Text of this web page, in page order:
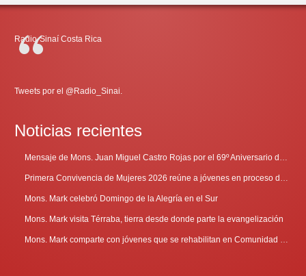
Radio-Sinaí Costa Rica
Tweets por el @Radio_Sinai.
Noticias recientes
Mensaje de Mons. Juan Miguel Castro Rojas por el 69º Aniversario de Radio Sinaí
Primera Convivencia de Mujeres 2026 reúne a jóvenes en proceso de discernimiento vocacional
Mons. Mark celebró Domingo de la Alegría en el Sur
Mons. Mark visita Térraba, tierra desde donde parte la evangelización
Mons. Mark comparte con jóvenes que se rehabilitan en Comunidad Cenáculo